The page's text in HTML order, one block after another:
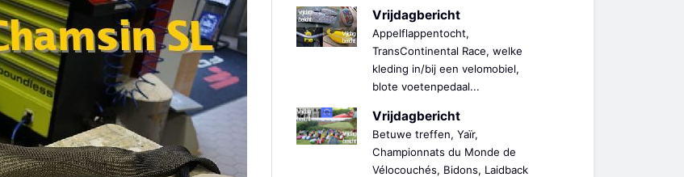
Vrijdagbericht
Appelflappentocht,
TransContinental Race, welke
kleding in/bij een velomobiel,
blote voetenpedaal...
Vrijdagbericht
Betuwe treffen, Yaïr,
Championnats du Monde de
Vélocouchés, Bidons, Laidback